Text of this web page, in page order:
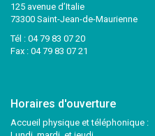
125 avenue d’Italie
73300 Saint-Jean-de-Maurienne
Tél : 04 79 83 07 20
Fax : 04 79 83 07 21
Horaires d'ouverture
Accueil physique et téléphonique :